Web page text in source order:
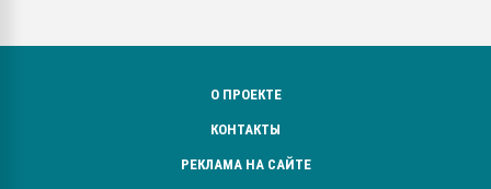
О ПРОЕКТЕ
КОНТАКТЫ
РЕКЛАМА НА САЙТЕ